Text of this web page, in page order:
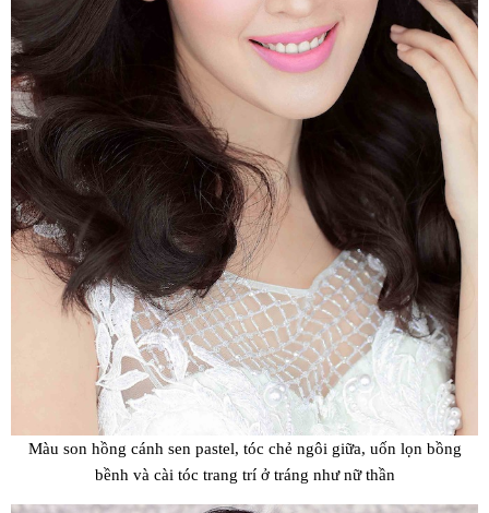
Màu son hồng cánh sen pastel, tóc chẻ ngôi giữa, uốn lọn bồng
bềnh và cài tóc trang trí ở tráng như nữ thần